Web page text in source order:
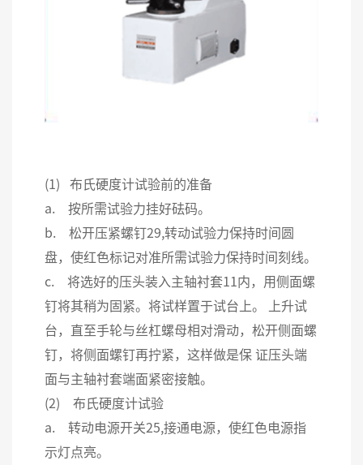
(1) 布氏硬度计试验前的准备
a. 按所需试验力挂好砝码。
b. 松开压紧螺钉29,转动试验力保持时间圆
盘，使红色标记对准所需试验力保持时间刻线。
c. 将选好的压头装入主轴衬套11内，用侧面螺
钉将其稍为固紧。将试样置于试台上。 上升试
台，直至手轮与丝杠螺母相对滑动，松开侧面螺
钉，将侧面螺钉再拧紧，这样做是保 证压头端
面与主轴衬套端面紧密接触。
(2) 布氏硬度计试验
a. 转动电源开关25,接通电源，使红色电源指
示灯点亮。